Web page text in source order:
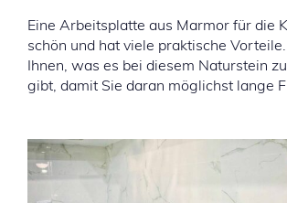
Eine Arbeitsplatte aus Marmor für die
schön und hat viele praktische
Ihnen, was es bei diesem Naturstein
gibt, damit Sie daran möglichst lange